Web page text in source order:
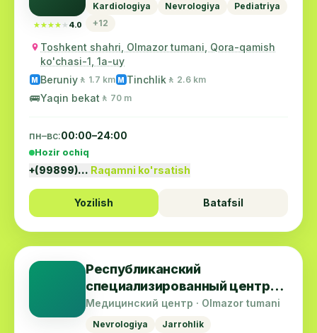
★★★★★
★★★★★ 4.0
Kardiologiya Nevrologiya
Pediatriya
+12
Toshkent shahri, Olmazor tumani, Qora-qamish
ko'chasi-1, 1a-uy
M Beruniy 🚶 1.7 km M Tinchlik 🚶 2.6 km
🚌Yaqin bekat 🚶 70 m
пн–вс:00:00–24:00
Hozir ochiq
+(99899)… Raqamni ko'rsatish
Yozilish Batafsil
Республиканский
специализированный центр
хирургической
ангионевролигии
Медицинский центр · Olmazor tumani
Nevrologiya Jarrohlik